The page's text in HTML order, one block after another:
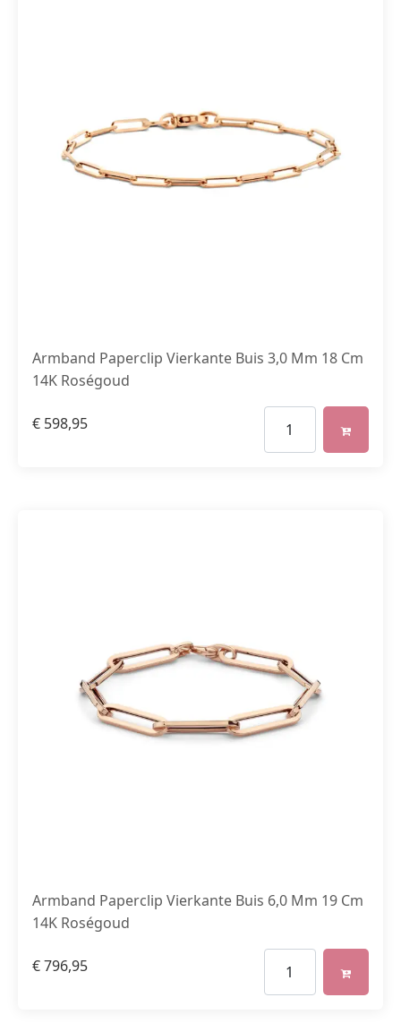
Armband Paperclip Vierkante Buis 3,0 Mm 18 Cm
14K Roségoud
€ 598,95
Armband Paperclip Vierkante Buis 6,0 Mm 19 Cm
14K Roségoud
€796,95